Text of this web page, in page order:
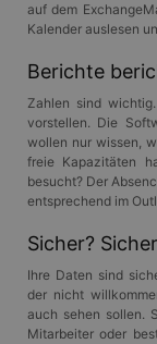
auf dem
Kalender auslesen
Berichte
Zahlen sind
vorstellen. Die
wollen nur wissen,
freie Kapazitäten
besucht? Der
entsprechend im
Sicher?
Ihre Daten sind
der nicht
auch sehen sollen.
Mitarbeiter oder